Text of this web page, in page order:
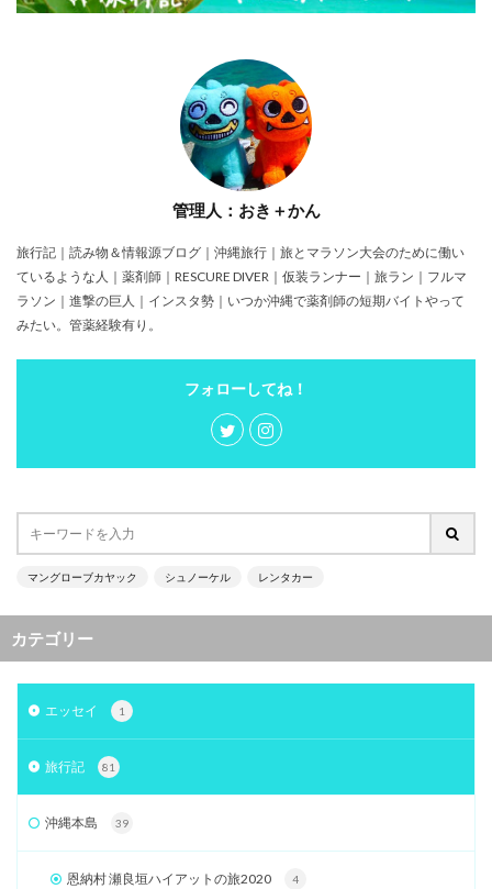
管理人：おき＋かん
旅行記｜読み物＆情報源ブログ｜沖縄旅行｜旅とマラソン大会のために働い
ているような人｜薬剤師｜RESCURE DIVER｜仮装ランナー｜旅ラン｜フルマ
ラソン｜進撃の巨人｜インスタ勢｜いつか沖縄で薬剤師の短期バイトやって
みたい。管薬経験有り。
フォローしてね！
マングローブカヤック シュノーケル レンタカー
カテゴリー
エッセイ 1
旅行記 81
沖縄本島 39
恩納村 瀬良垣ハイアットの旅2020 4